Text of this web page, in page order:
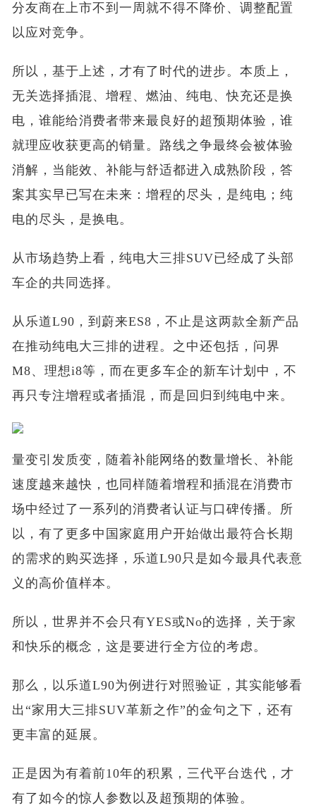
分友商在上市不到一周就不得不降价、调整配置
以应对竞争。
所以，基于上述，才有了时代的进步。本质上，
无关选择插混、增程、燃油、纯电、快充还是换
电，谁能给消费者带来最良好的超预期体验，谁
就理应收获更高的销量。路线之争最终会被体验
消解，当能效、补能与舒适都进入成熟阶段，答
案其实早已写在未来：增程的尽头，是纯电；纯
电的尽头，是换电。
从市场趋势上看，纯电大三排SUV已经成了头部
车企的共同选择。
从乐道L90，到蔚来ES8，不止是这两款全新产品
在推动纯电大三排的进程。之中还包括，问界
M8、理想i8等，而在更多车企的新车计划中，不
再只专注增程或者插混，而是回归到纯电中来。
量变引发质变，随着补能网络的数量增长、补能
速度越来越快，也同样随着增程和插混在消费市
场中经过了一系列的消费者认证与口碑传播。所
以，有了更多中国家庭用户开始做出最符合长期
的需求的购买选择，乐道L90只是如今最具代表意
义的高价值样本。
所以，世界并不会只有YES或No的选择，关于家
和快乐的概念，这是要进行全方位的考虑。
那么，以乐道L90为例进行对照验证，其实能够看
出“家用大三排SUV革新之作”的金句之下，还有
更丰富的延展。
正是因为有着前10年的积累，三代平台迭代，才
有了如今的惊人参数以及超预期的体验。